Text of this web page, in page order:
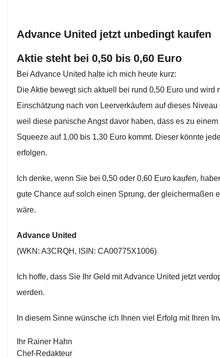
Advance United jetzt unbedingt kaufen
Aktie steht bei 0,50 bis 0,60 Euro
Bei Advance United halte ich mich heute kurz:
Die Aktie bewegt sich aktuell bei rund 0,50 Euro und wird
Einschätzung nach von Leerverkäufern auf dieses Niveau
weil diese panische Angst davor haben, dass es zu einem
Squeeze auf 1,00 bis 1,30 Euro kommt. Dieser könnte
erfolgen.
Ich denke, wenn Sie bei 0,50 oder 0,60 Euro kaufen,
gute Chance auf solch einen Sprung, der gleichermaßen
wäre.
Advance United
(WKN: A3CRQH, ISIN: CA00775X1006)
Ich hoffe, dass Sie Ihr Geld mit Advance United jetzt
werden.
In diesem Sinne wünsche ich Ihnen viel Erfolg mit Ihren
Ihr Rainer Hahn
Chef-Redakteur